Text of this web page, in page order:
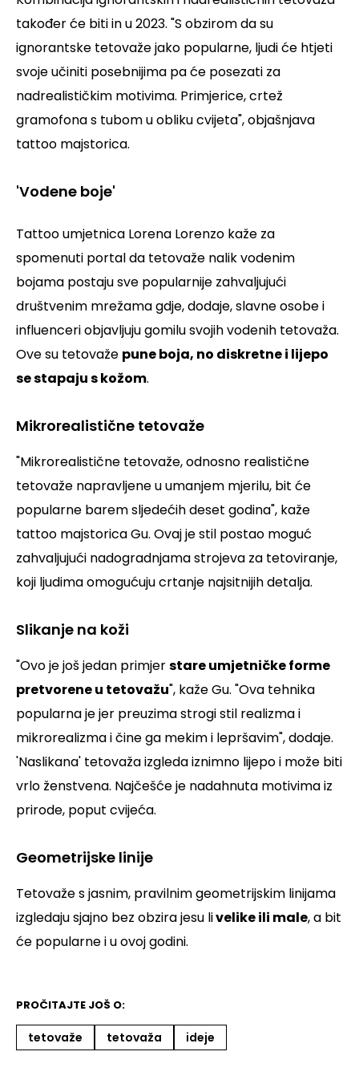
također će biti in u 2023. "S obzirom da su
ignorantske tetovaže jako popularne, ljudi će htjeti
svoje učiniti posebnijima pa će posezati za
nadrealističkim motivima. Primjerice, crtež
gramofona s tubom u obliku cvijeta",objašnjava
tattoo majstorica.
'Vodene boje'
Tattoo umjetnica Lorena Lorenzo kaže za
spomenuti portal da tetovaže nalik vodenim
bojama postaju sve popularnije zahvaljujući
društvenim mrežama gdje, dodaje, slavne osobe i
influenceri objavljuju gomilu svojih vodenih tetovaža.
Ove su tetovaže pune boja, no diskretne i lijepo
se stapaju s kožom.
Mikrorealistične tetovaže
"Mikrorealistične tetovaže, odnosno realistične
tetovaže napravljene u umanjem mjerilu, bit će
popularne barem sljedećih deset godina", kaže
tattoo majstorica Gu. Ovaj je stil postao moguć
zahvaljujući nadogradnjama strojeva za tetoviranje,
koji ljudima omogućuju crtanje najsitnijih detalja.
Slikanje na koži
"Ovo je još jedan primjerstare umjetničke forme
pretvorene u tetovažu", kaže Gu. "Ova tehnika
popularna je jer preuzima strogi stil realizma i
mikrorealizma i čine ga mekim i lepršavim", dodaje.
'Naslikana' tetovaža izgleda iznimno lijepo i može biti
vrlo ženstvena. Najčešće je nadahnuta motivima iz
prirode, poput cvijeća.
Geometrijske linije
Tetovaže s jasnim, pravilnim geometrijskim linijama
izgledaju sjajno bez obzira jesu livelike ili male, a bit
će popularne i u ovoj godini.
PROČITAJTE JOŠ O:
tetovaže tetovaža ideje